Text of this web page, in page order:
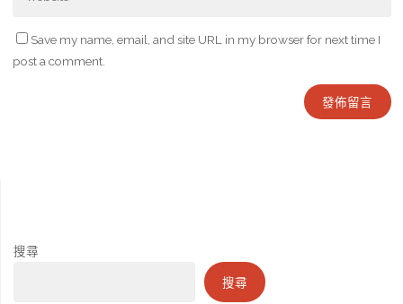
Save my name, email, and site URL in my browser for next time I
post a comment.
搜尋
搜尋